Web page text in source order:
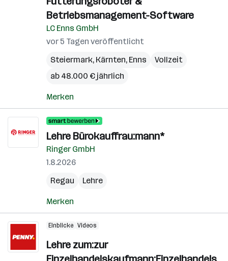
Betriebsmanagement-Software
LC Enns GmbH
vor 5 Tagen veröffentlicht
Steiermark, Kärnten, Enns
Vollzeit
ab 48.000 € jährlich
Merken
Lehre Bürokauffrau:mann*
Ringer GmbH
1.8.2026
Regau
Lehre
Merken
Einblicke Videos
Lehre zum:zur